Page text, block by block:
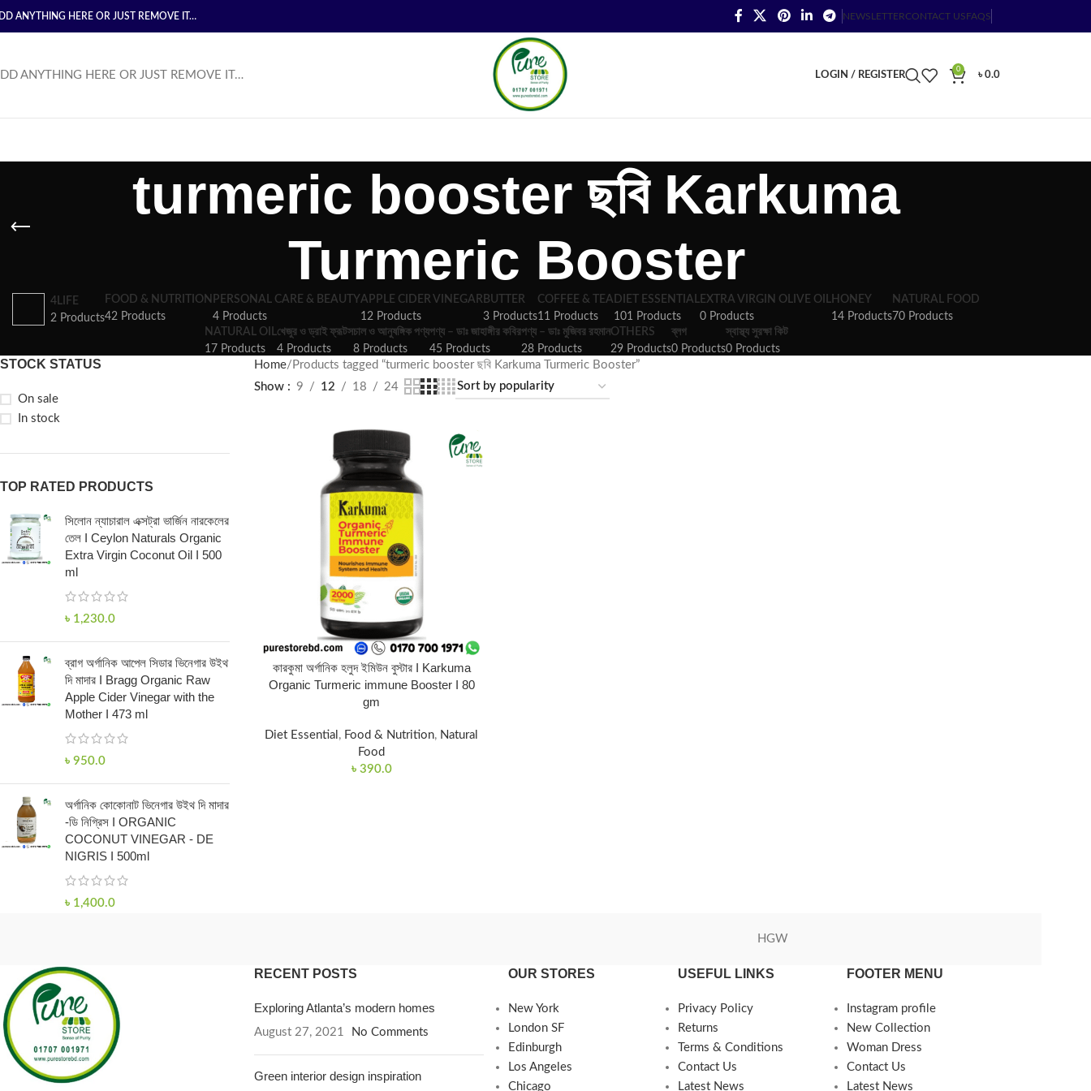
ANYTHING HERE OR JUST REMOVE IT… NEWSLETTERCONTACT USFAQS
ANYTHING HERE OR JUST REMOVE IT… LOGIN / REGISTER
0
৳0.0
turmeric booster ছবি Karkuma
Turmeric Booster
4LIFE
2 Products
FOOD & NUTRITION
42 Products
PERSONAL CARE & BEAUTY
4 Products
APPLE CIDER VINEGAR
12 Products
BUTTER
3 Products
COFFEE & TEA
11 Products
DIET ESSENTIAL
101 Products
EXTRA VIRGIN OLIVE OIL
0 Products
HONEY
14 Products
NATURAL FOOD
70 Products
NATURAL OIL
17 Products
খেজুর ও ড্রাই ফ্রূটস
4 Products
চাল ও আনুষঙ্গিক পণ্য
8 Products
পণ্য – ডাঃ জাহাঙ্গীর কবির
45 Products
পণ্য – ডাঃ মুজিবর রহমান
28 Products
OTHERS
29 Products
ব্লগ
0 Products
স্বাস্থ্য সুরক্ষা কিট
0 Products
STOCK STATUS
On sale
In stock
TOP RATED PRODUCTS
সিলোন ন্যাচারাল এক্সট্রা ভার্জিন নারকেলের
তেল I Ceylon Naturals Organic
Extra Virgin Coconut Oil I 500
ml
৳ 1,230.0
ব্রাগ অর্গানিক আপেল সিডার ভিনেগার উইথ
দি মাদার I Bragg Organic Raw
Apple Cider Vinegar with the
Mother I 473 ml
৳ 950.0
অর্গানিক কোকোনাট ভিনেগার উইথ দি মাদার
-ডি নিগ্রিস I ORGANIC
COCONUT VINEGAR - DE
NIGRIS I 500ml
৳ 1,400.0
Home
Products tagged “turmeric booster ছবি Karkuma Turmeric Booster”
Show
9 12 18 24
কারকুমা অর্গানিক হলুদ ইমিউন বুস্টার I Karkuma
Organic Turmeric immune Booster I 80
gm
Diet Essential , Food & Nutrition, Natural
Food
৳ 390.0
HGW
RECENT POSTS
Exploring Atlanta’s modern homes
August 27, 2021 No Comments
Green interior design inspiration
OUR STORES
New York
London SF
Edinburgh
Los Angeles
Chicago
USEFUL LINKS
Privacy Policy
Returns
Terms & Conditions
Contact Us
Latest News
FOOTER MENU
Instagram profile
New Collection
Woman Dress
Contact Us
Latest News